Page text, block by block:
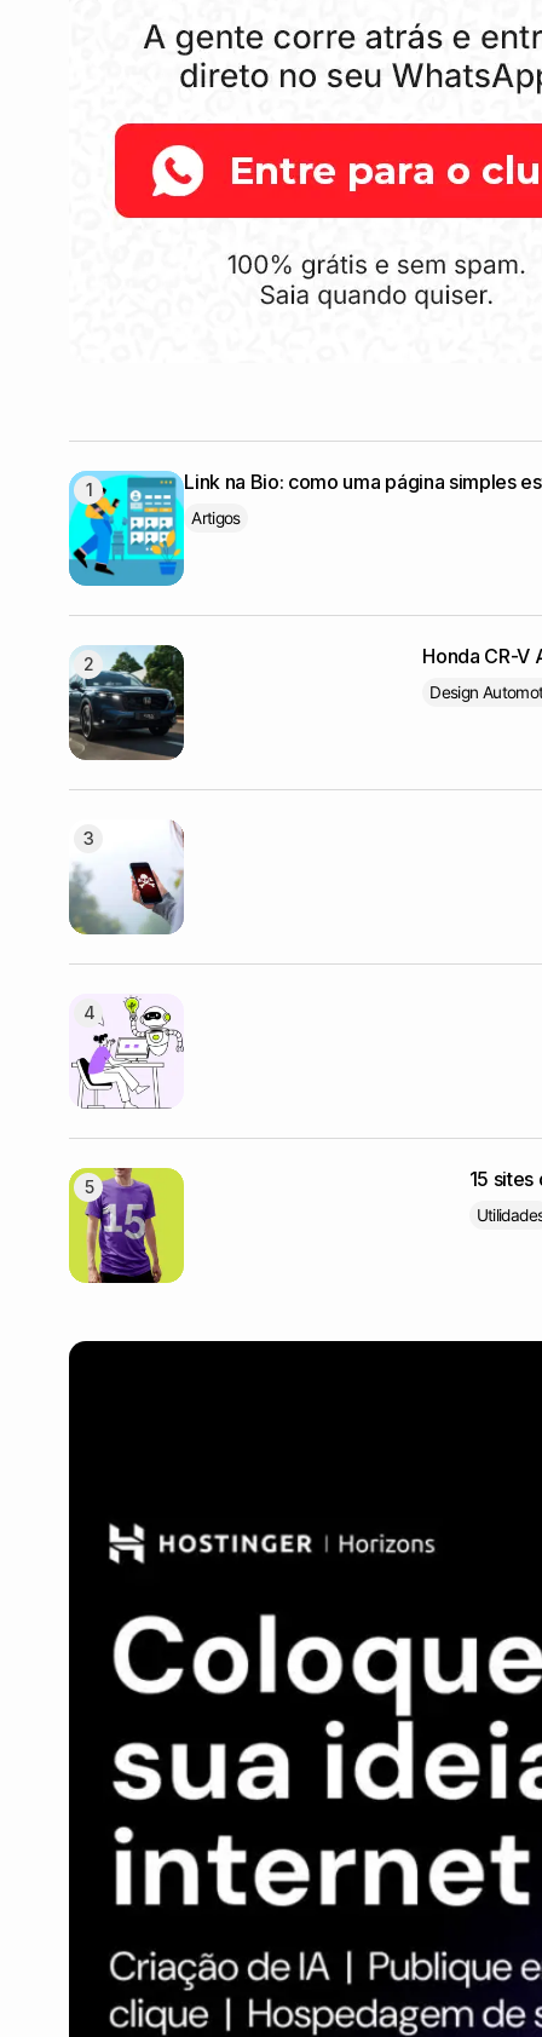
Link na Bio: como uma página simples
Artigos
Honda CR-V
Design
15